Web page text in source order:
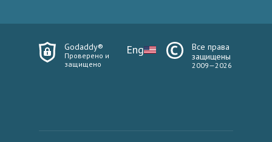
Godaddy®
Проверено и
защищено
Eng
Все права
защищены
2009—2026